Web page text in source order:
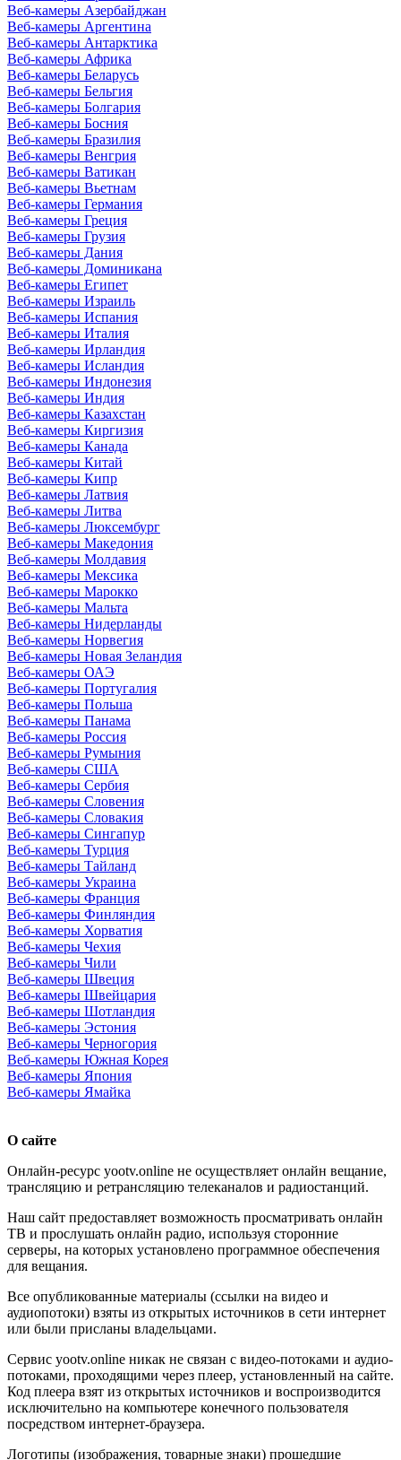
Веб-камеры Азербайджан
Веб-камеры Аргентина
Веб-камеры Антарктика
Веб-камеры Африка
Веб-камеры Беларусь
Веб-камеры Бельгия
Веб-камеры Болгария
Веб-камеры Босния
Веб-камеры Бразилия
Веб-камеры Венгрия
Веб-камеры Ватикан
Веб-камеры Вьетнам
Веб-камеры Германия
Веб-камеры Греция
Веб-камеры Грузия
Веб-камеры Дания
Веб-камеры Доминикана
Веб-камеры Египет
Веб-камеры Израиль
Веб-камеры Испания
Веб-камеры Италия
Веб-камеры Ирландия
Веб-камеры Исландия
Веб-камеры Индонезия
Веб-камеры Индия
Веб-камеры Казахстан
Веб-камеры Киргизия
Веб-камеры Канада
Веб-камеры Китай
Веб-камеры Кипр
Веб-камеры Латвия
Веб-камеры Литва
Веб-камеры Люксембург
Веб-камеры Македония
Веб-камеры Молдавия
Веб-камеры Мексика
Веб-камеры Марокко
Веб-камеры Мальта
Веб-камеры Нидерланды
Веб-камеры Норвегия
Веб-камеры Новая Зеландия
Веб-камеры ОАЭ
Веб-камеры Португалия
Веб-камеры Польша
Веб-камеры Панама
Веб-камеры Россия
Веб-камеры Румыния
Веб-камеры США
Веб-камеры Сербия
Веб-камеры Словения
Веб-камеры Словакия
Веб-камеры Сингапур
Веб-камеры Турция
Веб-камеры Тайланд
Веб-камеры Украина
Веб-камеры Франция
Веб-камеры Финляндия
Веб-камеры Хорватия
Веб-камеры Чехия
Веб-камеры Чили
Веб-камеры Швеция
Веб-камеры Швейцария
Веб-камеры Шотландия
Веб-камеры Эстония
Веб-камеры Черногория
Веб-камеры Южная Корея
Веб-камеры Япония
Веб-камеры Ямайка
О сайте
Онлайн-ресурс yootv.online не осуществляет онлайн вещание,
трансляцию и ретрансляцию телеканалов и радиостанций.
Наш сайт предоставляет возможность просматривать онлайн
ТВ и прослушать онлайн радио, используя сторонние
серверы, на которых установлено программное обеспечения
для вещания.
Все опубликованные материалы (ссылки на видео и
аудиопотоки) взяты из открытых источников в сети интернет
или были присланы владельцами.
Сервис yootv.online никак не связан с видео-потоками и аудио-
потоками, проходящими через плеер, установленный на сайте.
Код плеера взят из открытых источников и воспроизводится
исключительно на компьютере конечного пользователя
посредством интернет-браузера.
Логотипы (изображения, товарные знаки) прошедшие